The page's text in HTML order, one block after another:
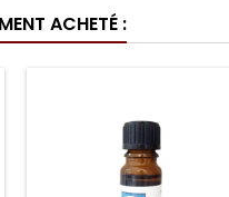
ACHETÉ :